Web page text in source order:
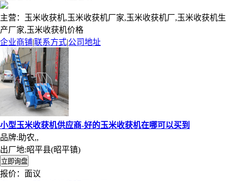
主营：玉米收获机,玉米收获机厂家,玉米收获机厂,玉米收获机生
产厂家,玉米收获机价格
企业商铺|联系方式|公司地址
小型玉米收获机供应商-好的玉米收获机在哪可以买到
品牌:助农,,
出厂地:昭平县(昭平镇)
报价： 面议